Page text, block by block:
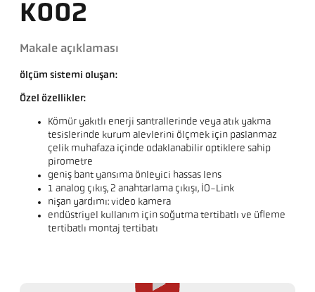
K002
Makale açıklaması
ölçüm sistemi oluşan:
Özel özellikler:
Kömür yakıtlı enerji santrallerinde veya atık yakma
tesislerinde kurum alevlerini ölçmek için paslanmaz
çelik muhafaza içinde odaklanabilir optiklere sahip
pirometre
geniş bant yansıma önleyici hassas lens
1 analog çıkış, 2 anahtarlama çıkışı, IO-Link
nişan yardımı: video kamera
endüstriyel kullanım için soğutma tertibatlı ve üfleme
tertibatlı montaj tertibatı